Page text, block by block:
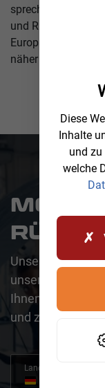
sprechen
und Rumänisch.
Europa! Rufen Sie
näher als Sie
Unser Team
unserer
Ihnen in
und zuverlässig
Land
Germany
Diese
Inhalte
und zu
welche